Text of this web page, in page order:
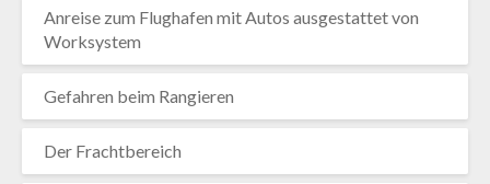
Anreise zum Flughafen mit Autos ausgestattet von
Worksystem
Gefahren beim Rangieren
Der Frachtbereich